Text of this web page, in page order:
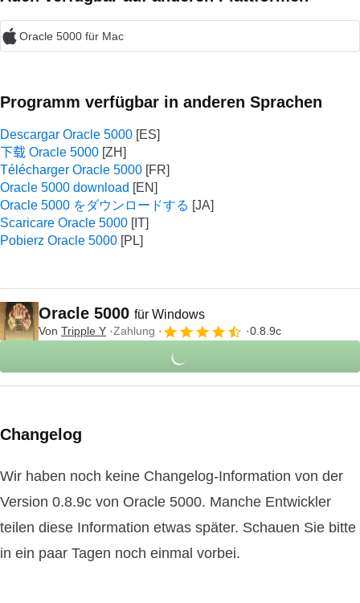
Oracle 5000 für Mac
Programm verfügbar in anderen Sprachen
Descargar Oracle 5000
下载 Oracle 5000
Télécharger Oracle 5000
Oracle 5000 download
Oracle 5000 をダウンロードする
Scaricare Oracle 5000
Pobierz Oracle 5000
Oracle 5000 für Windows
Von Tripple Y Zahlung 0.8.9c
Changelog
Wir haben noch keine Changelog-Information von der
Version 0.8.9c von Oracle 5000. Manche Entwickler
teilen diese Information etwas später. Schauen Sie bitte
in ein paar Tagen noch einmal vorbei.